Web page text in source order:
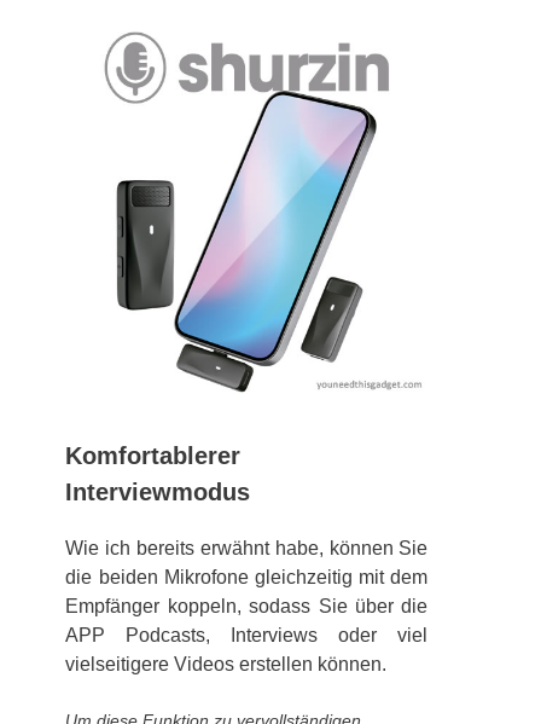
Komfortablerer
Interviewmodus
Wie ich bereits erwähnt habe, können Sie
die beiden Mikrofone gleichzeitig mit dem
Empfänger koppeln, sodass Sie über die
APP Podcasts, Interviews oder viel
vielseitigere Videos erstellen können.